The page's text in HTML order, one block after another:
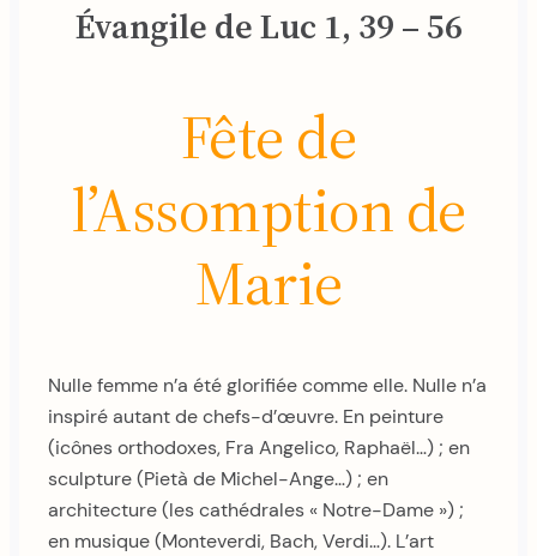
Évangile de Luc 1, 39 – 56
Fête de
l’Assomption de
Marie
Nulle femme n’a été glorifiée comme elle. Nulle n’a
inspiré autant de chefs-d’œuvre. En peinture
(icônes orthodoxes, Fra Angelico, Raphaël…) ; en
sculpture (Pietà de Michel-Ange…) ; en
architecture (les cathédrales « Notre-Dame ») ;
en musique (Monteverdi, Bach, Verdi…). L’art